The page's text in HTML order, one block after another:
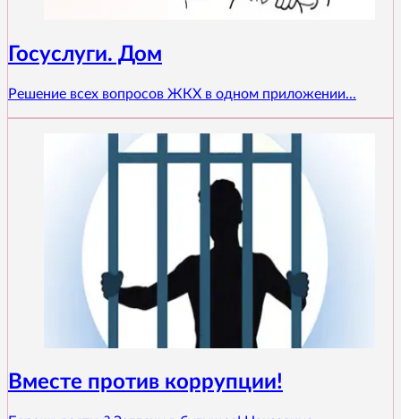
Госуслуги. Дом
Решение всех вопросов ЖКХ в одном приложении...
Вместе против коррупции!